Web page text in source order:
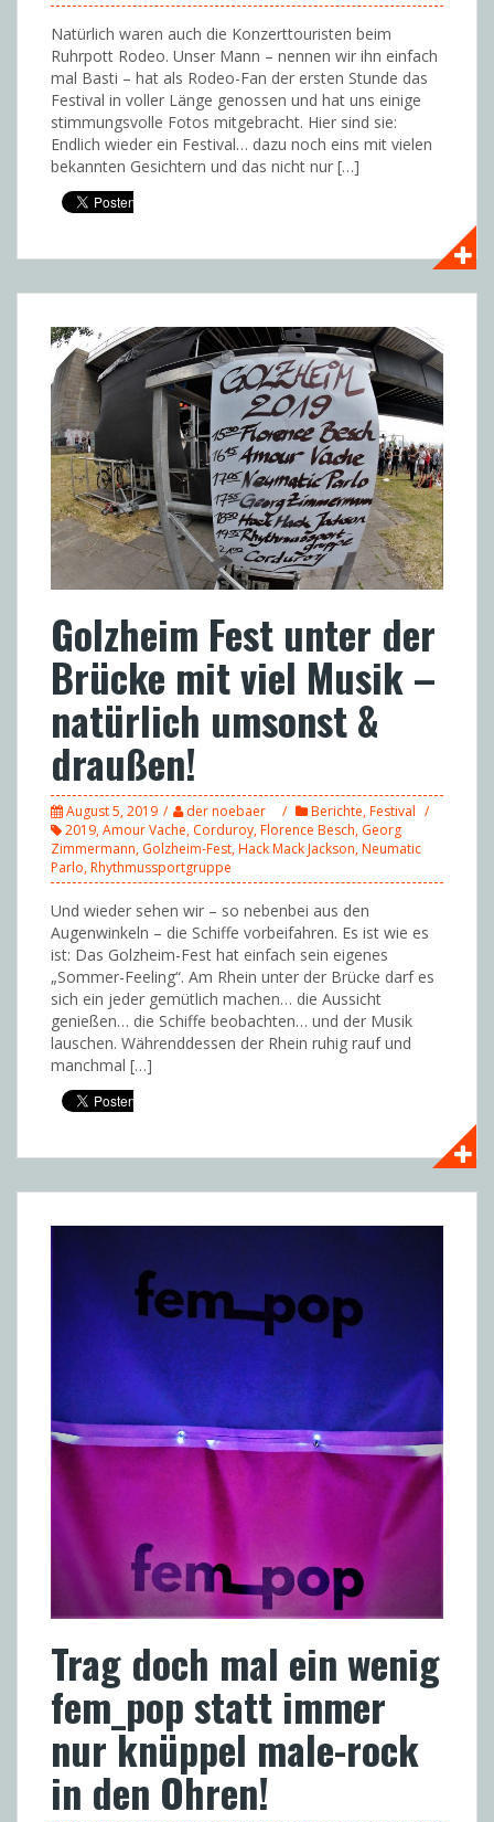
Natürlich waren auch die Konzerttouristen beim
Ruhrpott Rodeo. Unser Mann – nennen wir ihn einfach
mal Basti – hat als Rodeo-Fan der ersten Stunde das
Festival in voller Länge genossen und hat uns einige
stimmungsvolle Fotos mitgebracht. Hier sind sie:
Endlich wieder ein Festival… dazu noch eins mit vielen
bekannten Gesichtern und das nicht nur […]
Golzheim Fest unter der
Brücke mit viel Musik –
natürlich umsonst &
draußen!
August 5, 2019 der noebaer Berichte,Festival
2019,Amour Vache, Corduroy,Florence Besch, Georg
Zimmermann, Golzheim-Fest,Hack Mack Jackson,Neumatic
Parlo,Rhythmussportgruppe
Und wieder sehen wir – so nebenbei aus den
Augenwinkeln – die Schiffe vorbeifahren. Es ist wie es
ist: Das Golzheim-Fest hat einfach sein eigenes
„Sommer-Feeling“. Am Rhein unter der Brücke darf es
sich ein jeder gemütlich machen… die Aussicht
genießen… die Schiffe beobachten… und der Musik
lauschen. Währenddessen der Rhein ruhig rauf und
manchmal […]
Trag doch mal ein wenig
fem_pop statt immer
nur knüppel male-rock
in den Ohren!